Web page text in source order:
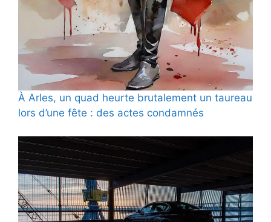
À Arles, un quad heurte brutalement un taureau
lors d’une fête : des actes condamnés